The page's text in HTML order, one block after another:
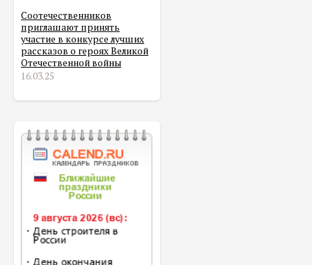
Соотечественников
приглашают принять
участие в конкурсе лучших
рассказов о героях Великой
Отечественной войны
16.03.25